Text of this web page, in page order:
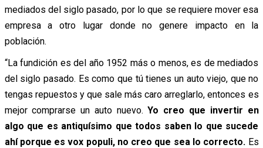
mediados del siglo pasado, por lo que se requiere mover esa
empresa a otro lugar donde no genere impacto en la
población.
“La fundición es del año 1952 más o menos, es de mediados
del siglo pasado. Es como que tú tienes un auto viejo, que no
tengas repuestos y que sale más caro arreglarlo, entonces es
mejor comprarse un auto nuevo.Yo creo que invertir en
algo que es antiquísimo que todos saben lo que sucede
ahí porque es vox populi, no creo que sea lo correcto. Es